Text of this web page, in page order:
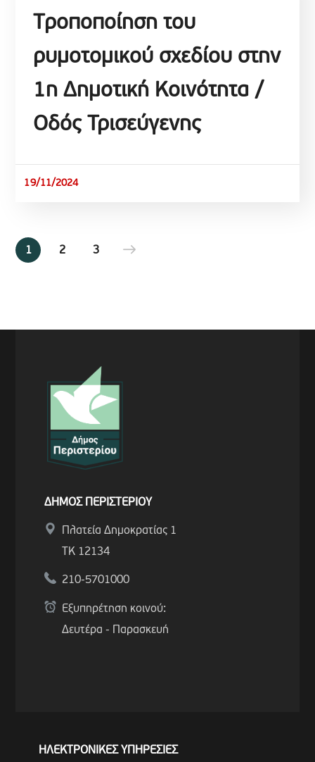
Tροποποίηση του
ρυμοτομικού σχεδίου στην
1η Δημοτική Κοινότητα /
Oδός Τρισεύγενης
19/11/2024
1 2 3
ΔΗΜΟΣ ΠΕΡΙΣΤΕΡΙΟΥ
Πλατεία Δημοκρατίας 1
ΤΚ 12134
210-5701000
Εξυπηρέτηση κοινού:
Δευτέρα - Παρασκευή
ΗΛΕΚΤΡΟΝΙΚΕΣ ΥΠΗΡΕΣΙΕΣ